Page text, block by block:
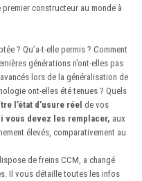
constructeur au monde à
? Qu’a-t-elle permis ? Comment
générations n’ont-elles pas
lors de la généralisation de
ont-elles été tenues ? Quels
l’état d’usure réel de vos
vous devez les remplacer, aux
élevés, comparativement au
de freins CCM, a changé
Il vous détaille toutes les infos